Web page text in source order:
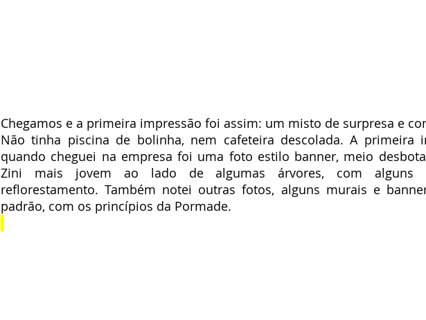
Chegamos e a primeira impressão foi assim: um misto de surpresa e
Não tinha piscina de bolinha, nem cafeteira descolada. A primeira
quando cheguei na empresa foi uma foto estilo banner, meio
Zini mais jovem ao lado de algumas árvores, com alguns
reflorestamento. Também notei outras fotos, alguns murais e
padrão, com os princípios da Pormade.